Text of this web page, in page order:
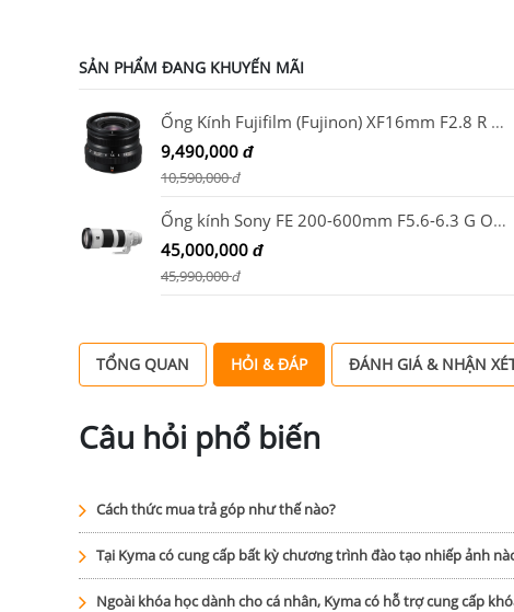
SẢN PHẨM ĐANG KHUYẾN MÃI
Ống Kính Fujifilm (Fujinon) XF16mm F2.8 R WR Đen
9,490,000 đ
10,590,000đ
Ống kính Sony FE 200-600mm F5.6-6.3 G OSS / SEL200600G
45,000,000 đ
45,990,000đ
TỔNG QUAN HỎI & ĐÁP ĐÁNH GIÁ & NHẬN
Câu hỏi phổ biến
Cách thức mua trả góp như thế nào?
Tại Kyma có cung cấp bất kỳ chương trình đào tạo nhiếp ảnh
Ngoài khóa học dành cho cá nhân, Kyma có hỗ trợ cung cấp